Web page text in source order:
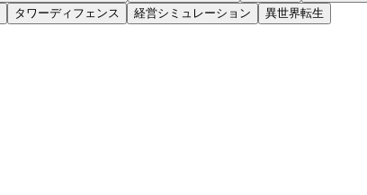
タワーディフェンス 経営シミュレーション 異世界転生